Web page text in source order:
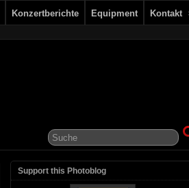
Konzertberichte Equipment Kontakt
Support this Photoblog